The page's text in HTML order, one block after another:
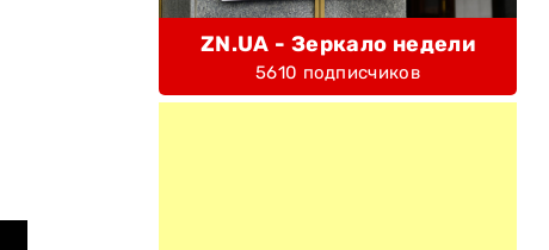
ZN.UA - Зеркало недели
5610 подписчиков